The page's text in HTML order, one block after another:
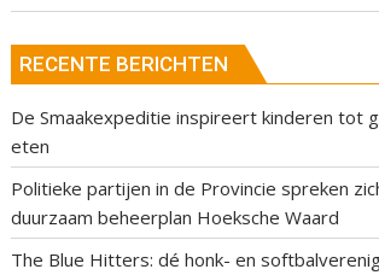
RECENTE BERICHTEN
De Smaakexpeditie inspireert kinderen tot
eten
Politieke partijen in de Provincie spreken
duurzaam beheerplan Hoeksche Waard
The Blue Hitters: dé honk- en